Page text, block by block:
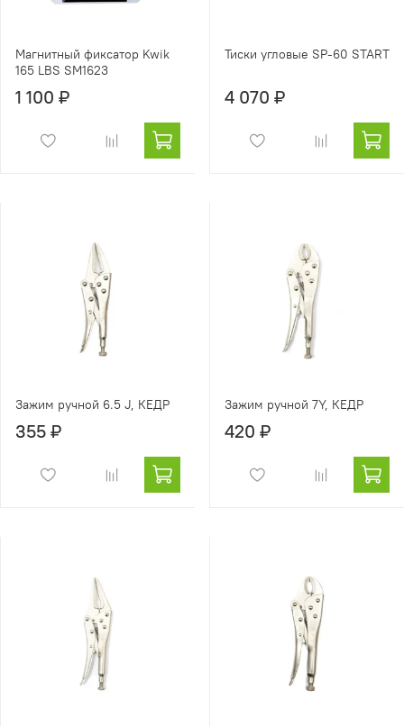
Магнитный фиксатор Kwik
165 LBS SM1623
1 100 ₽
Тиски угловые SP-60 START
4 070 ₽
Зажим ручной 6.5 J, КЕДР
355 ₽
Зажим ручной 7Y, КЕДР
420 ₽